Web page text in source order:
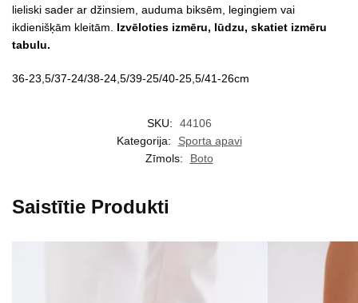
lieliski sader ar džinsiem, auduma biksēm, legingiem vai
ikdienišķām kleitām. Izvēloties izmēru, lūdzu, skatiet izmēru
tabulu.
36-23,5/37-24/38-24,5/39-25/40-25,5/41-26cm
SKU:
44106
Kategorija:
Sporta apavi
Zīmols:
Boto
Saistītie Produkti